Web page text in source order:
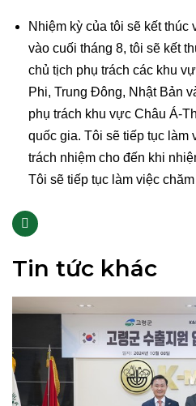
Nhiệm kỳ của tôi sẽ kết thúc
vào cuối tháng 8, tôi sẽ kết
chủ tịch phụ trách các khu
Phi, Trung Đông, Nhật Bản
phụ trách khu vực Châu Á-
quốc gia. Tôi sẽ tiếp tục làm
trách nhiệm cho đến khi
Tôi sẽ tiếp tục làm việc
Tin tức khác